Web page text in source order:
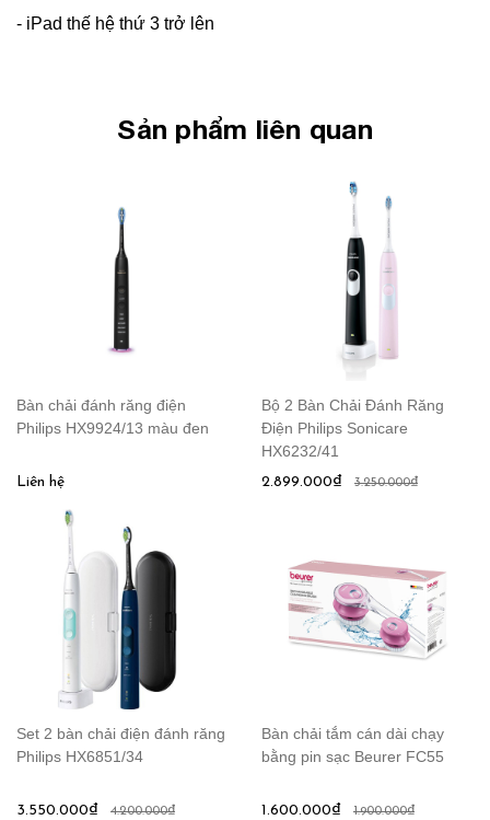
- iPad thế hệ thứ 3 trở lên
Sản phẩm liên quan
Bàn chải đánh răng điện
Philips HX9924/13 màu đen
Liên hệ
Bộ 2 Bàn Chải Đánh Răng
Điện Philips Sonicare
HX6232/41
2.899.000₫ 3.250.000₫
Set 2 bàn chải điện đánh răng
Philips HX6851/34
3.550.000₫ 4.200.000₫
Bàn chải tắm cán dài chạy
bằng pin sạc Beurer FC55
1.600.000₫ 1.900.000₫